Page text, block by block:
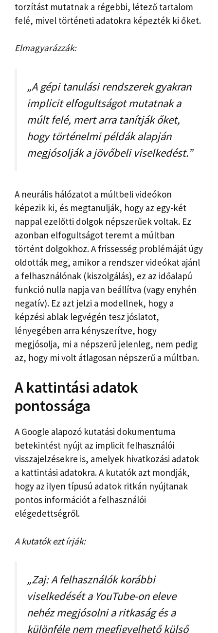
torzítást mutatnak a régebbi, létező tartalom
felé, mivel történeti adatokra képezték ki őket.
Elmagyarázzák:
„A gépi tanulási rendszerek gyakran
implicit elfogultságot mutatnak a
múlt felé, mert arra tanítják őket,
hogy történelmi példák alapján
megjósolják a jövőbeli viselkedést.”
A neurális hálózatot a múltbeli videókon
képezik ki, és megtanulják, hogy az egy-két
nappal ezelőtti dolgok népszerűek voltak. Ez
azonban elfogultságot teremt a múltban
történt dolgokhoz. A frissesség problémáját úgy
oldották meg, amikor a rendszer videókat ajánl
a felhasználónak (kiszolgálás), ez az időalapú
funkció nulla napja van beállítva (vagy enyhén
negatív). Ez azt jelzi a modellnek, hogy a
képzési ablak legvégén tesz jóslatot,
lényegében arra kényszerítve, hogy
megjósolja, mi a népszerű jelenleg, nem pedig
az, hogy mi volt átlagosan népszerű a múltban.
A kattintási adatok
pontossága
A Google alapozó kutatási dokumentuma
betekintést nyújt az implicit felhasználói
visszajelzésekre is, amelyek hivatkozási adatok
a kattintási adatokra. A kutatók azt mondják,
hogy az ilyen típusú adatok ritkán nyújtanak
pontos információt a felhasználói
elégedettségről.
A kutatók ezt írják:
„Zaj: A felhasználók korábbi
viselkedését a YouTube-on eleve
nehéz megjósolni a ritkaság és a
különféle nem megfigyelhető külső